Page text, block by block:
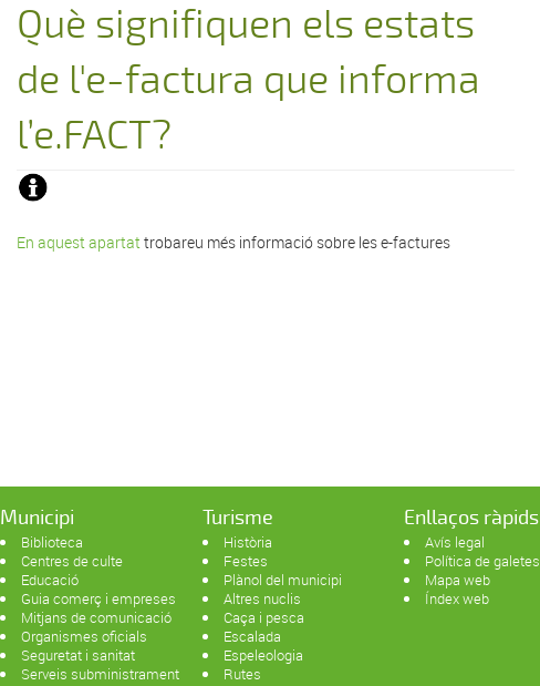
Què signifiquen els estats
de l'e-factura que informa
l’e.FACT?
En aquest apartattrobareu més informació sobre les e-factures
Municipi
Biblioteca
Centres de culte
Educació
Guia comerç i empreses
Mitjans de comunicació
Organismes oficials
Seguretat i sanitat
Serveis subministrament
Turisme
Història
Festes
Plànol del municipi
Altres nuclis
Caça i pesca
Escalada
Espeleologia
Rutes
Enllaços ràpids
Avís legal
Política de galetes
Mapa web
Índex web